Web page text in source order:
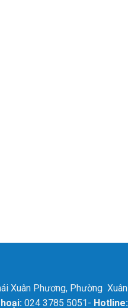
Xuân Phương, Phường
024 3785 5051- Hotline: